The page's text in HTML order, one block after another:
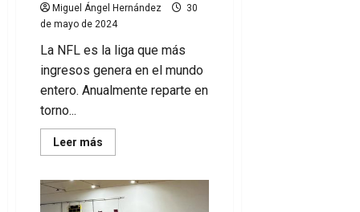
Miguel Ángel Hernández
30
de mayo de 2024
La NFL es la liga que más
ingresos genera en el mundo
entero. Anualmente reparte en
torno...
Leer más
más
Cómo
promociona